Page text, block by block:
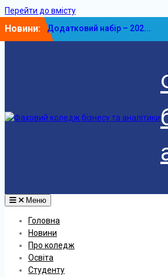
Перейти до вмісту
Новини:
Додатковий набір – 202...
У ФКБА НАСОА відбулася...
Меню
Головна
Новини
Про коледж
Освіта
Студенту